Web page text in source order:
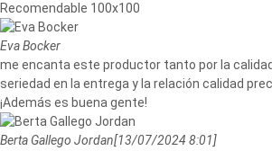
Recomendable 100x100
Eva Bocker
me encanta este productor tanto por la
seriedad en la entrega y la relación calidad
¡Además es buena gente!
Berta Gallego Jordan[13/07/2024 8:01]